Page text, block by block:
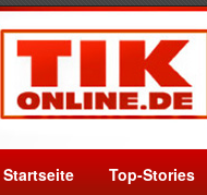
Startseite Top-Stories